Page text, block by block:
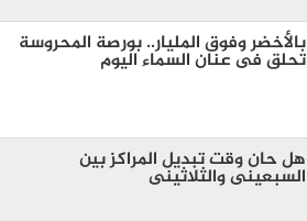
بالأخضر وفوق المليار.. بورصة المحروسة
تحلق فى عنان السماء اليوم
هل حان وقت تبديل المراكز بين
السبعينى والثلاثينى